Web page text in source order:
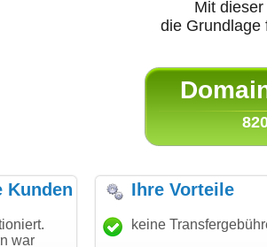
Mit
die
Kunden
"Danke für den schnellen
Transfer und guten Service!"
"Ich bin
Ihre Vorteile
keine